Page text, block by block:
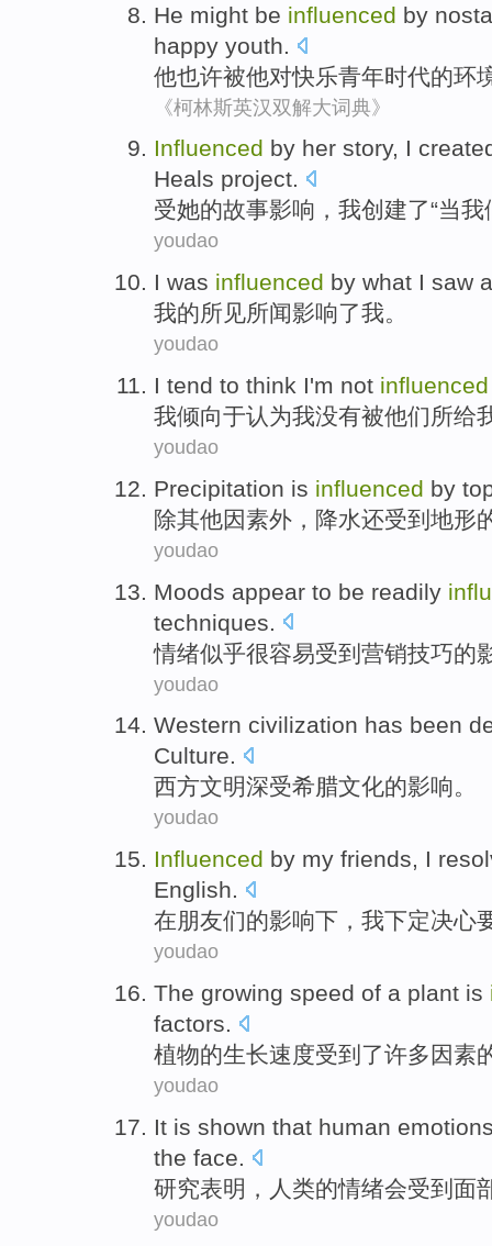
He might be influenced by
happy youth
他也许被他对快乐青年时代的环
《柯林斯英汉双解大词典》
Influenced by her story, I
Heals project.
受她的故事影响，我创建了“当
youdao
I was influenced by what I saw
我的所见所闻影响了我。
youdao
I tend to think I'm not influenced
我倾向于认为我没有被他们所给
youdao
Precipitation is influenced by
除其他因素外， 降水还受到 地形
youdao
Moods appear to be readily
techniques
情绪似乎很容易受到 营销技巧的
youdao
Western civilization has been
Culture.
西方文明深受希腊文化的影响。
youdao
Influenced by my friends, I
English.
在朋友们的影响下 ， 我下定决心
youdao
The growing speed of a plant is
factors.
植物的生长速度受到 了许多 因素
youdao
It is shown that human
the face.
研究表明 ， 人类的情绪会受到 面
youdao